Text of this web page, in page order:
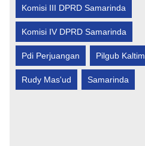
Komisi III DPRD Samarinda
Komisi IV DPRD Samarinda
Pdi Perjuangan Pilgub Kaltim
Rudy Mas'ud Samarinda